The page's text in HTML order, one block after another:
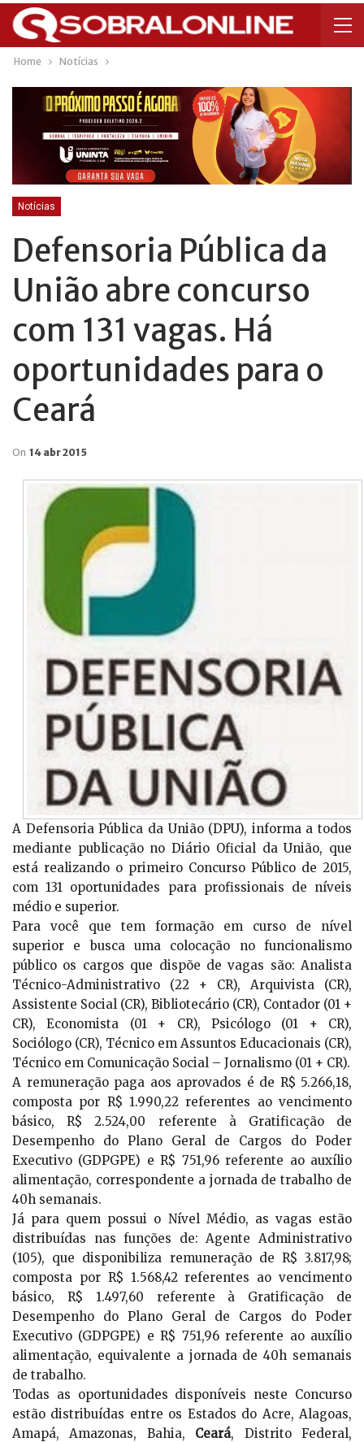
Home Notícias
Notícias
Defensoria Pública da
União abre concurso
com 131 vagas. Há
oportunidades para o
Ceará
On 14 abr 2015
A Defensoria Pública da União (DPU), informa a todos
mediante publicação no Diário Oficial da União, que
está realizando o primeiro Concurso Público de 2015,
com 131 oportunidades para profissionais de níveis
médio e superior.
Para você que tem formação em curso de nível
superior e busca uma colocação no funcionalismo
público os cargos que dispõe de vagas são: Analista
Técnico-Administrativo (22 + CR), Arquivista (CR),
Assistente Social (CR), Bibliotecário (CR), Contador (01 +
CR), Economista (01 + CR), Psicólogo (01 + CR),
Sociólogo (CR), Técnico em Assuntos Educacionais (CR),
Técnico em Comunicação Social – Jornalismo (01 + CR).
A remuneração paga aos aprovados é de R$ 5.266,18,
composta por R$ 1.990,22 referentes ao vencimento
básico, R$ 2.524,00 referente à Gratificação de
Desempenho do Plano Geral de Cargos do Poder
Executivo (GDPGPE) e R$ 751,96 referente ao auxílio
alimentação, correspondente a jornada de trabalho de
40h semanais.
Já para quem possui o Nível Médio, as vagas estão
distribuídas nas funções de: Agente Administrativo
(105), que disponibiliza remuneração de R$ 3.817,98;
composta por R$ 1.568,42 referentes ao vencimento
básico, R$ 1.497,60 referente à Gratificação de
Desempenho do Plano Geral de Cargos do Poder
Executivo (GDPGPE) e R$ 751,96 referente ao auxílio
alimentação, equivalente a jornada de 40h semanais
de trabalho.
Todas as oportunidades disponíveis neste Concurso
estão distribuídas entre os Estados do Acre, Alagoas,
Amapá, Amazonas, Bahia, Ceará, Distrito Federal,